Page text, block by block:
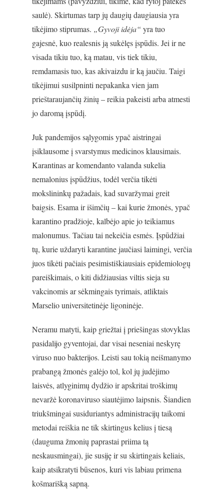
saulė). Skirtumas tarp jų daugių daugiausia yra
tikėjimo stiprumas. „Gyvoji idėja“ yra tuo
gajesnė, kuo realesnis ją sukėlęs įspūdis. Jei ir ne
visada tikiu tuo, ką matau, vis tiek tikiu,
remdamasis tuo, kas akivaizdu ir ką jaučiu. Taigi
tikėjimui susilpninti nepakanka vien jam
prieštaraujančių žinių – reikia pakeisti arba atmesti
jo daromą įspūdį.
Juk pandemijos sąlygomis ypač aistringai
įsiklausome į svarstymus medicinos klausimais.
Karantinas ar komendanto valanda sukelia
nemalonius įspūdžius, todėl verčia tikėti
mokslininkų pažadais, kad suvaržymai greit
baigsis. Esama ir išimčių – kai kurie žmonės, ypač
karantino pradžioje, kalbėjo apie jo teikiamus
malonumus. Tačiau tai nekeičia esmės. Įspūdžiai
tų, kurie uždaryti karantine jaučiasi laimingi, verčia
juos tikėti pačiais pesimistiškiausiais epidemiologų
pareiškimais, o kiti didžiausias viltis sieja su
vakcinomis ar sėkmingais tyrimais, atliktais
Marselio universitetinėje ligoninėje.
Neramu matyti, kaip griežtai į priešingas stovyklas
pasidalijo gyventojai, dar visai neseniai neskyrę
viruso nuo bakterijos. Leisti sau tokią neišmanymo
prabangą žmonės galėjo tol, kol jų judėjimo
laisvės, atlyginimų dydžio ir apskritai troškimų
nevaržė koronaviruso siautėjimo laipsnis. Šiandien
triukšmingai susiduriantys administracijų taikomi
metodai reiškia ne tik skirtingus kelius į tiesą
(dauguma žmonių paprastai priima tą
neskausmingai), jie susiję ir su skirtingais keliais,
kaip atsikratyti būsenos, kuri vis labiau primena
košmarišką sapną.